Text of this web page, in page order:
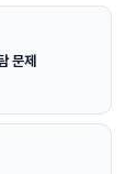
문제